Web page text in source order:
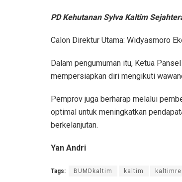
PD Kehutanan Sylva Kaltim
Calon Direktur Utama: Widyasmoro
Dalam pengumuman itu, Ketua
mempersiapkan diri mengikuti
Pemprov juga berharap melalui
optimal untuk meningkatkan
berkelanjutan.
Yan Andri
Tags: BUMDkaltim kaltim